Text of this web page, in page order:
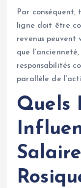
Par conséquent,
ligne doit être
revenus peuvent
que
responsabilités
parallèle de
Quels